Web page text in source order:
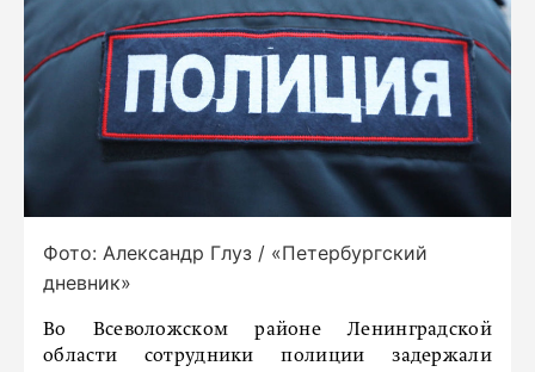
Фото: Александр Глуз / «Петербургский
дневник»
Во Всеволожском районе Ленинградской
области сотрудники полиции задержали